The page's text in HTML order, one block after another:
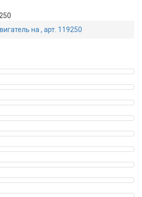
на , арт. 119250